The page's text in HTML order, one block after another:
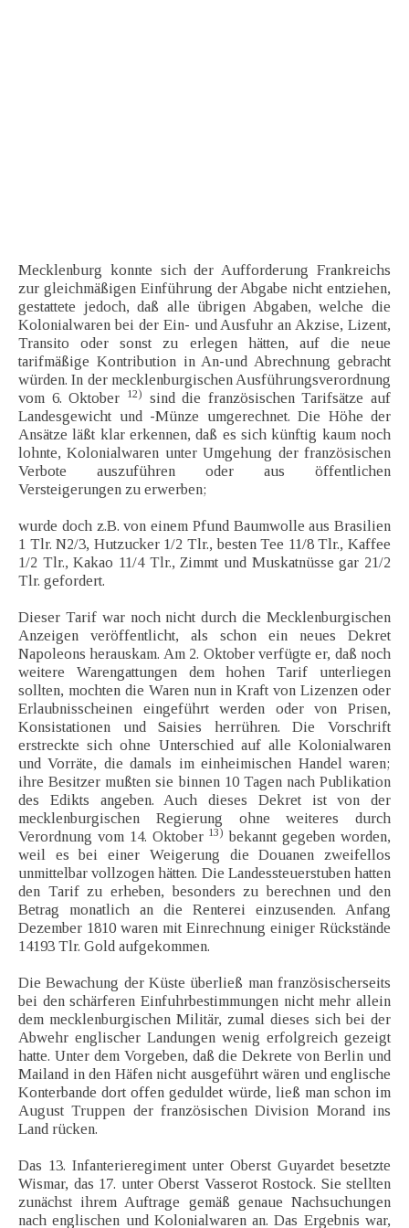
Mecklenburg konnte sich der Aufforderung Frankreichs
zur gleichmäßigen Einführung der Abgabe nicht entziehen,
gestattete jedoch, daß alle übrigen Abgaben, welche die
Kolonialwaren bei der Ein- und Ausfuhr an Akzise, Lizent,
Transito oder sonst zu erlegen hätten, auf die neue
tarifmäßige Kontribution in An-und Abrechnung gebracht
würden. In der mecklenburgischen Ausführungsverordnung
vom 6. Oktober
12)
sind die französischen Tarifsätze auf
Landesgewicht und -Münze umgerechnet. Die Höhe der
Ansätze läßt klar erkennen, daß es sich künftig kaum noch
lohnte, Kolonialwaren unter Umgehung der französischen
Verbote auszuführen oder aus öffentlichen
Versteigerungen zu erwerben;
wurde doch z.B. von einem Pfund Baumwolle aus Brasilien
1 Tlr. N2/3, Hutzucker 1/2 Tlr., besten Tee 11/8 Tlr., Kaffee
1/2 Tlr., Kakao 11/4 Tlr., Zimmt und Muskatnüsse gar 21/2
Tlr. gefordert.
Dieser Tarif war noch nicht durch die Mecklenburgischen
Anzeigen veröffentlicht, als schon ein neues Dekret
Napoleons herauskam. Am 2. Oktober verfügte er, daß noch
weitere Warengattungen dem hohen Tarif unterliegen
sollten, mochten die Waren nun in Kraft von Lizenzen oder
Erlaubnisscheinen eingeführt werden oder von Prisen,
Konsistationen und Saisies herrühren. Die Vorschrift
erstreckte sich ohne Unterschied auf alle Kolonialwaren
und Vorräte, die damals im einheimischen Handel waren;
ihre Besitzer mußten sie binnen 10 Tagen nach Publikation
des Edikts angeben. Auch dieses Dekret ist von der
mecklenburgischen Regierung ohne weiteres durch
Verordnung vom 14. Oktober 13) bekannt gegeben worden,
weil es bei einer Weigerung die Douanen zweifellos
unmittelbar vollzogen hätten. Die Landessteuerstuben hatten
den Tarif zu erheben, besonders zu berechnen und den
Betrag monatlich an die Renterei einzusenden. Anfang
Dezember 1810 waren mit Einrechnung einiger Rückstände
14193 Tlr. Gold aufgekommen.
Die Bewachung der Küste überließ man französischerseits
bei den schärferen Einfuhrbestimmungen nicht mehr allein
dem mecklenburgischen Militär, zumal dieses sich bei der
Abwehr englischer Landungen wenig erfolgreich gezeigt
hatte. Unter dem Vorgeben, daß die Dekrete von Berlin und
Mailand in den Häfen nicht ausgeführt wären und englische
Konterbande dort offen geduldet würde, ließ man schon im
August Truppen der französischen Division Morand ins
Land rücken.
Das 13. Infanterieregiment unter Oberst Guyardet besetzte
Wismar, das 17. unter Oberst Vasserot Rostock. Sie stellten
zunächst ihrem Auftrage gemäß genaue Nachsuchungen
nach englischen und Kolonialwaren an. Das Ergebnis war,